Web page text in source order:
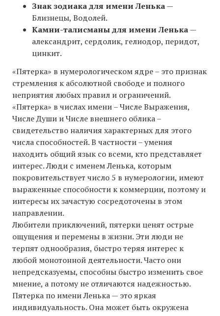
Знак зодиака для имени Ленька—
Близнецы, Водолей.
Камни-талисманы для имени Ленька—
александрит, сердолик, гелиодор, перидот,
цинкит.
«Пятерка» в нумерологическом ядре – это признак
стремления к абсолютной свободе и полного
неприятия любых правил и ограничений.
«Пятерка» в числах имени – Числе Выражения,
Числе Души и Числе внешнего облика –
свидетельство наличия характерных для этого
числа способностей. В частности – умения
находить общий язык со всеми, кто представляет
интерес. Люди с именем Ленька, которым
покровительствует число 5 в нумерологии, имеют
выраженные способности к коммерции, поэтому и
интересы их зачастую сосредоточены в этом
направлении.
Любители приключений, пятерки ценят острые
ощущения и перемены в жизни. Эти люди не
терпят однообразия, быстро теряя интерес к
любой монотонной деятельности. Часто они
непредсказуемы, способны быстро изменить свое
мнение, а потому не отличаются надежностью.
Пятерка по имени Ленька — это яркая
индивидуальность. Она может быть окружена